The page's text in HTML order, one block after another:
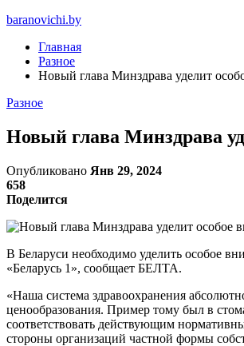
baranovichi.by
Главная
Разное
Новый глава Минздрава уделит
Разное
Новый глава Минздрава
Опубликовано Янв 29, 2024
658
Поделится
В Беларуси необходимо уделить особое
«Беларусь 1», сообщает БЕЛТА.
«Наша система здравоохранения
ценообразования. Пример тому был в
соответствовать действующим
стороны организаций частной формы